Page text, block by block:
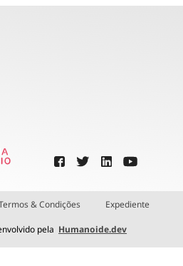
& Condições Expediente
pela Humanoide.dev